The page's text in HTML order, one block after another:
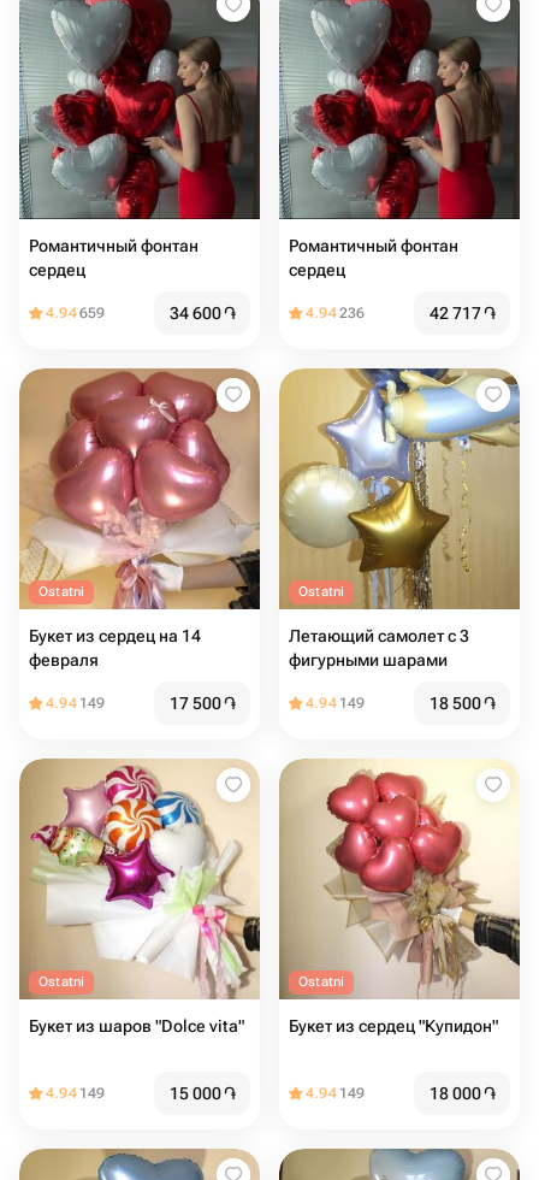
Романтичный фонтан
сердец
4.94659 34 600֏
Романтичный фонтан
сердец
4.94236 42 717֏
Ostatni
Букет из сердец на 14
февраля
4.94 149 17 500֏
Ostatni
Летающий самолет с 3
фигурными шарами
4.94 149 18 500֏
Ostatni
Букет из шаров "Dolce vita"
4.94 149 15 000֏
Ostatni
Букет из сердец "Купидон"
4.94 149 18 000֏